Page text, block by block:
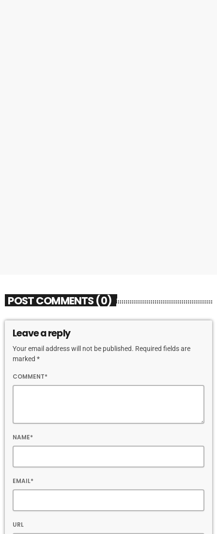
POST COMMENTS (0)
Leave a reply
Your email address will not be published. Required fields are
marked *
COMMENT*
NAME*
EMAIL*
URL